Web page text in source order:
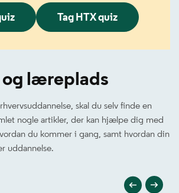
Tag HTX quiz
læreplads
skal du selv finde en
nogle artikler, der kan hjælpe dig med
du kommer i gang, samt hvordan din
uddannelse.